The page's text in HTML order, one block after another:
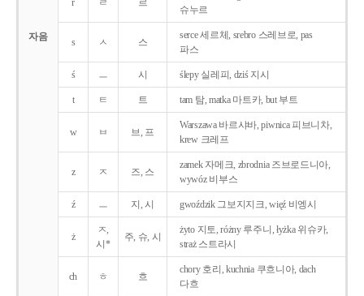
자음
r ㄹ 르
슈누르
s ㅅ 스
serce 세르체, srebro 스레브로, pas
파스
ś ㅡ 시 ślepy 실레피, dziś 지시
t ㅌ 트 tam 탐, matka 마트카, but 부트
w ㅂ 브, 프
Warszawa 바르샤바, piwnica 피브니차,
krew 크레프
z ㅈ 즈, 스
zamek 자메크, zbrodnia 즈브로드니아,
wywóz 비부스
ź ㅡ 지, 시 gwoździk 그보지지크, więź 비엥시
ż
ㅈ,
시*
주, 슈, 시
żyto 지토, różny 루주니, łyżka 위슈카,
straż 스트라시
ch ㅎ 흐
chory 호리, kuchnia 쿠흐니아, dach
다흐